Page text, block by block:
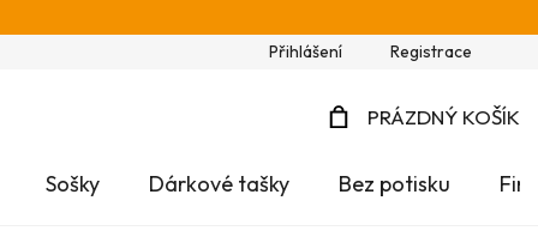
Přihlášení Registrace
PRÁZDNÝ KOŠÍK
Sošky Dárkové tašky Bez potisku